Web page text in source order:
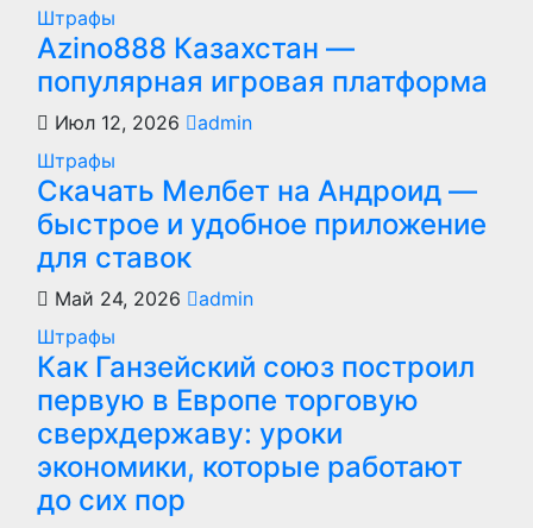
Штрафы
Azino888 Казахстан —
популярная игровая платформа
Июл 12, 2026
admin
Штрафы
Скачать Мелбет на Андроид —
быстрое и удобное приложение
для ставок
Май 24, 2026
admin
Штрафы
Как Ганзейский союз построил
первую в Европе торговую
сверхдержаву: уроки
экономики, которые работают
до сих пор